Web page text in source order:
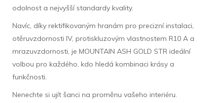
odolnost a nejvyšší standardy kvality.
Navíc, díky rektifikovaným hranám pro precizní instalaci,
otěruvzdornosti IV, protiskluzovým vlastnostem R10 A a
mrazuvzdornosti, je MOUNTAIN ASH GOLD STR ideální
volbou pro každého, kdo hledá kombinaci krásy a
funkčnosti.
Nenechte si ujít šanci na proměnu vašeho interiéru.